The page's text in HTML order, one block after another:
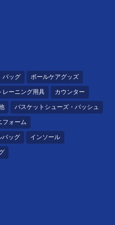
バッグ ボールケアグッズ
レーニング用具 カウンター
バスケットシューズ・バッシュ
フォーム
バッグ インソール